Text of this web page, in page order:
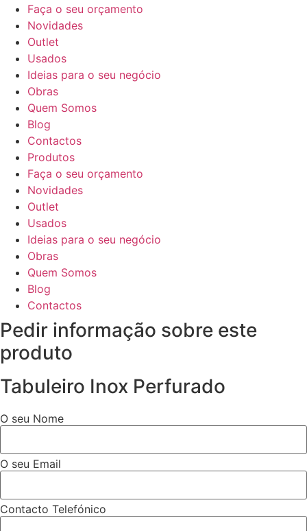
Faça o seu orçamento
Novidades
Outlet
Usados
Ideias para o seu negócio
Obras
Quem Somos
Blog
Contactos
Produtos
Faça o seu orçamento
Novidades
Outlet
Usados
Ideias para o seu negócio
Obras
Quem Somos
Blog
Contactos
Pedir informação sobre este
produto
Tabuleiro Inox Perfurado
O seu Nome
O seu Email
Contacto Telefónico